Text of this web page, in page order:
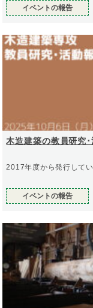
イベントの報告
木造建築の教員研究
2017年度から発行して
イベントの報告